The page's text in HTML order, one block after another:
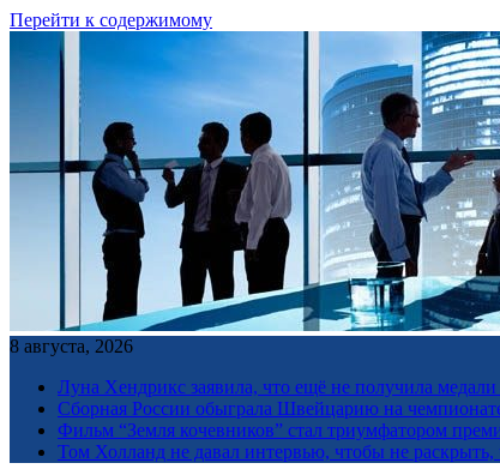
Перейти к содержимому
8 августа, 2026
Луна Хендрикс заявила, что ещё не получила
Сборная России обыграла Швейцарию на
Фильм “Земля кочевников” стал триумфатором
Том Холланд не давал интервью, чтобы не